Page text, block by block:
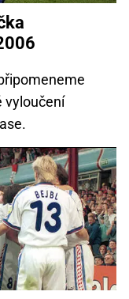
vyloučení